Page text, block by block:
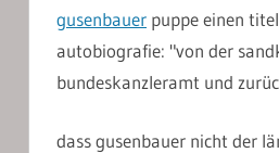
gusenbauer puppe einen
autobiografie: "von der
bundeskanzleramt und
dass gusenbauer nicht der